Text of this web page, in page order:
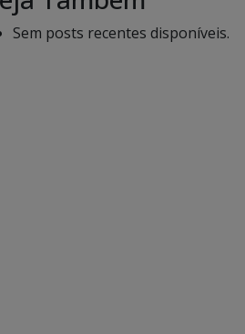
Sem posts recentes disponíveis.